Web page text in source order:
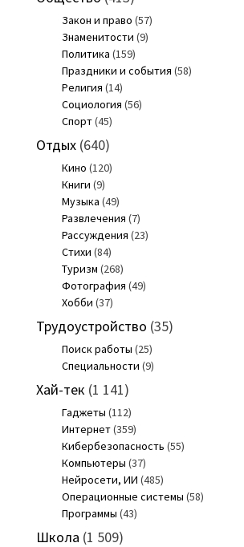
Закон и право (57)
Знаменитости (9)
Политика (159)
Праздники и события (58)
Религия (14)
Социология (56)
Спорт(45)
Отдых(640)
Кино (120)
Книги (9)
Музыка (49)
Развлечения (7)
Рассуждения (23)
Стихи (84)
Туризм (268)
Фотография (49)
Хобби (37)
Трудоустройство (35)
Поиск работы (25)
Специальности (9)
Хай-тек (1 141)
Гаджеты (112)
Интернет(359)
Кибербезопасность (55)
Компьютеры (37)
Нейросети, ИИ (485)
Операционные системы (58)
Программы (43)
Школа (1 509)